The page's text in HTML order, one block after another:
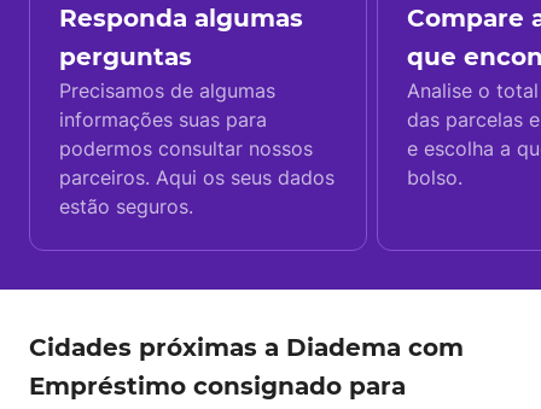
Responda algumas
perguntas
Precisamos de algumas
informações suas para
podermos consultar nossos
parceiros. Aqui os seus dados
estão seguros.
Compare
que
Analise o
das parcelas
e escolha a
bolso.
Cidades próximas a Diadema com
Empréstimo consignado para